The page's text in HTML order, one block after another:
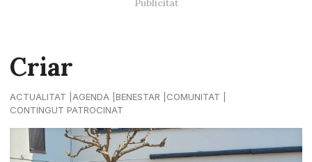
Criar
ACTUALITAT AGENDA BENESTAR
COMUNITAT
CONTINGUT PATROCINAT